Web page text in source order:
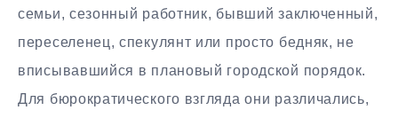
семьи, сезонный работник, бывший заключенный,
переселенец, спекулянт или просто бедняк, не
вписывавшийся в плановый городской порядок.
Для бюрократического взгляда они различались,